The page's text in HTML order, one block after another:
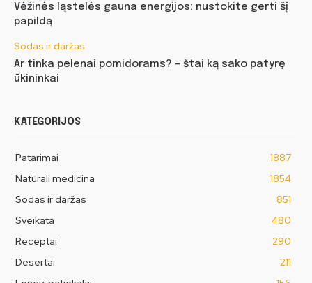
Vėžinės ląstelės gauna energijos: nustokite gerti šį
papildą
Sodas ir daržas
Ar tinka pelenai pomidorams? – štai ką sako patyrę
ūkininkai
KATEGORIJOS
Patarimai
1887
Natūrali medicina
1854
Sodas ir daržas
851
Sveikata
480
Receptai
290
Desertai
211